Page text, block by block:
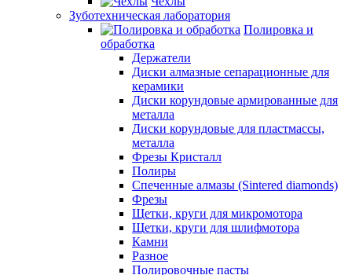
Зуботехническая лаборатория
Полировка и
обработка
Держатели
Диски алмазные сепарационные для
керамики
Диски корундовые армированные для
металла
Диски корундовые для пластмассы,
металла
Фрезы Кристалл
Полиры
Спеченные алмазы (Sintered diamonds)
Фрезы
Щетки, круги для микромотора
Щетки, круги для шлифмотора
Камни
Разное
Полировочные пасты